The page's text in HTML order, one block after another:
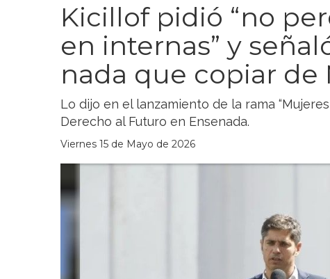
Kicillof pidió “no
en internas” y
nada que copiar de
Lo dijo en el lanzamiento de la rama
Derecho al Futuro en Ensenada.
Viernes 15 de Mayo de 2026